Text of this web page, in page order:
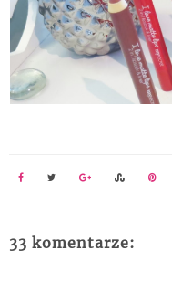
33 komentarze: